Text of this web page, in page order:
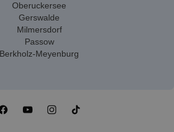
Oberuckersee
Gerswalde
Milmersdorf
Passow
Berkholz-Meyenburg